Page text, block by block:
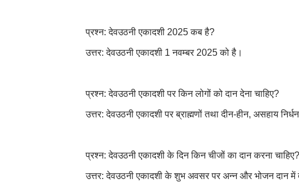
प्रश्न: देवउठनी एकादशी 2025 कब है?
उत्तर: देवउठनी एकादशी 1 नवम्बर 2025 को है।
प्रश्न: देवउठनी एकादशी पर किन लोगों को दान देना चाहिए?
उत्तर: देवउठनी एकादशी पर ब्राह्मणों तथा दीन-हीन,असहाय
प्रश्न: देवउठनी एकादशी के दिन किन चीजों का दान करना चाहिए?
उत्तर: देवउठनी एकादशी के शुभ अवसर पर अन्न और भोजन दान में